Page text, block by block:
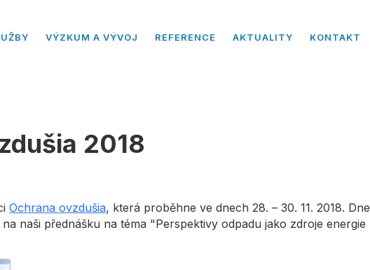
VÝZKUM A VÝVOJ REFERENCE AKTUALITY KONTAKT
2018
Ochrana ovzdušia, která proběhne ve dnech 28. – 30. 11. 2018. Dne
na naši přednášku na téma "Perspektivy odpadu jako zdroje energie